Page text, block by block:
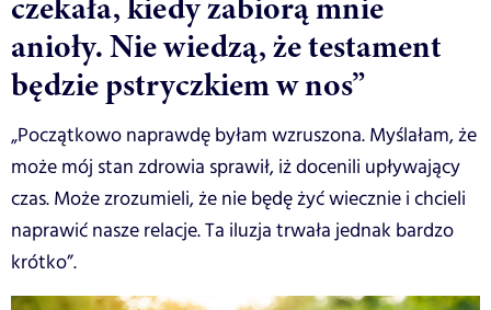
anioły. Nie wiedzą, że testament
będzie pstryczkiem w nos”
„Początkowo naprawdę byłam wzruszona. Myślałam, że
może mój stan zdrowia sprawił, iż docenili upływający
czas. Może zrozumieli, że nie będę żyć wiecznie i chcieli
naprawić nasze relacje. Ta iluzja trwała jednak bardzo
krótko”.